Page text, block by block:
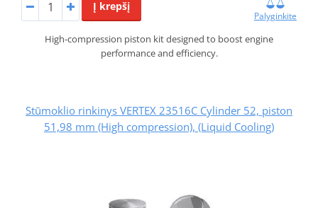
Į krepšį
Palyginkite
High-compression piston kit designed to boost engine
performance and efficiency.
Stūmoklio rinkinys VERTEX 23516C Cylinder 52, piston
51,98 mm (High compression), (Liquid Cooling)